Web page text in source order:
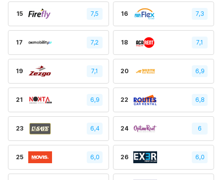
15 7,5 16 7,3
17 7,2 18 7,1
19 7,1 20 6,9
21 6,9 22 6,8
23 6,4 24 6
25 6,0 26 6,0